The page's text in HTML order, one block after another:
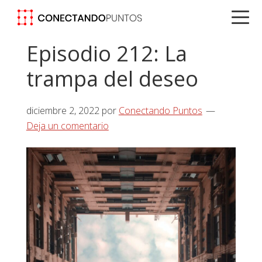
Saltar
navegación
principal
Saltar
principal
Saltar
lateral
Episodio 212: La
trampa del deseo
diciembre 2, 2022por Conectando Puntos
Deja un comentario